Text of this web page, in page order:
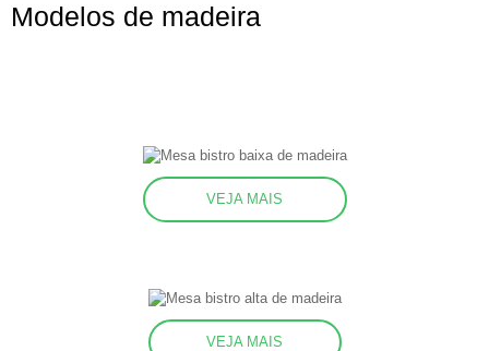
Modelos de madeira
VEJA MAIS
VEJA MAIS